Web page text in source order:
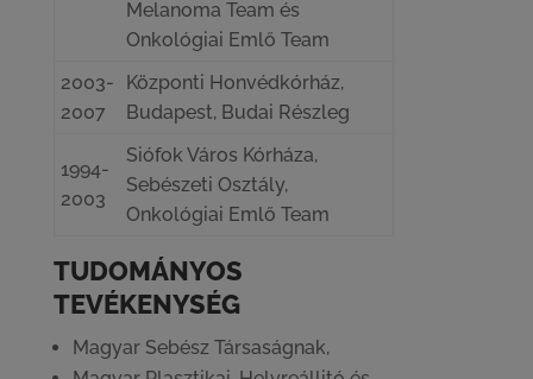
Melanoma Team és
Onkológiai Emlő Team
2003-
2007
Központi Honvédkórház,
Budapest, Budai Részleg
1994-
2003
Siófok Város Kórháza,
Sebészeti Osztály,
Onkológiai Emlő Team
TUDOMÁNYOS
TEVÉKENYSÉG
Magyar Sebész Társaságnak,